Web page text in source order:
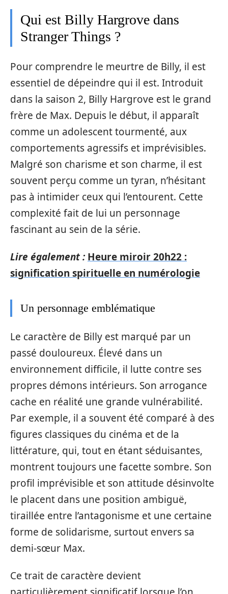
Qui est Billy Hargrove dans
Stranger Things ?
Pour comprendre le meurtre de Billy, il est
essentiel de dépeindre qui il est. Introduit
dans la saison 2, Billy Hargrove est le grand
frère de Max. Depuis le début, il apparaît
comme un adolescent tourmenté, aux
comportements agressifs et imprévisibles.
Malgré son charisme et son charme, il est
souvent perçu comme un tyran, n’hésitant
pas à intimider ceux qui l’entourent. Cette
complexité fait de lui un personnage
fascinant au sein de la série.
Lire également : Heure miroir 20h22 :
signification spirituelle en numérologie
Un personnage emblématique
Le caractère de Billy est marqué par un
passé douloureux. Élevé dans un
environnement difficile, il lutte contre ses
propres démons intérieurs. Son arrogance
cache en réalité une grande vulnérabilité.
Par exemple, il a souvent été comparé à des
figures classiques du cinéma et de la
littérature, qui, tout en étant séduisantes,
montrent toujours une facette sombre. Son
profil imprévisible et son attitude désinvolte
le placent dans une position ambiguë,
tiraillée entre l’antagonisme et une certaine
forme de solidarisme, surtout envers sa
demi-sœur Max.
Ce trait de caractère devient